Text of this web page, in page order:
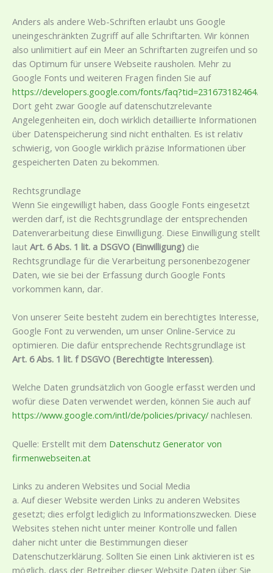
Anders als andere Web-Schriften erlaubt uns Google
uneingeschränkten Zugriff auf alle Schriftarten. Wir können
also unlimitiert auf ein Meer an Schriftarten zugreifen und so
das Optimum für unsere Webseite rausholen. Mehr zu
Google Fonts und weiteren Fragen finden Sie auf
https://developers.google.com/fonts/faq?tid=231673182464.
Dort geht zwar Google auf datenschutzrelevante
Angelegenheiten ein, doch wirklich detaillierte Informationen
über Datenspeicherung sind nicht enthalten. Es ist relativ
schwierig, von Google wirklich präzise Informationen über
gespeicherten Daten zu bekommen.
Rechtsgrundlage
Wenn Sie eingewilligt haben, dass Google Fonts eingesetzt
werden darf, ist die Rechtsgrundlage der entsprechenden
Datenverarbeitung diese Einwilligung. Diese Einwilligung stellt
laut Art. 6 Abs. 1 lit. a DSGVO (Einwilligung) die
Rechtsgrundlage für die Verarbeitung personenbezogener
Daten, wie sie bei der Erfassung durch Google Fonts
vorkommen kann, dar.
Von unserer Seite besteht zudem ein berechtigtes Interesse,
Google Font zu verwenden, um unser Online-Service zu
optimieren. Die dafür entsprechende Rechtsgrundlage ist
Art. 6 Abs. 1 lit. f DSGVO (Berechtigte Interessen).
Welche Daten grundsätzlich von Google erfasst werden und
wofür diese Daten verwendet werden, können Sie auch auf
https://www.google.com/intl/de/policies/privacy/ nachlesen.
Quelle: Erstellt mit dem Datenschutz Generator von
firmenwebseiten.at
Links zu anderen Websites und Social Media
a. Auf dieser Website werden Links zu anderen Websites
gesetzt; dies erfolgt lediglich zu Informationszwecken. Diese
Websites stehen nicht unter meiner Kontrolle und fallen
daher nicht unter die Bestimmungen dieser
Datenschutzerklärung. Sollten Sie einen Link aktivieren ist es
möglich, dass der Betreiber dieser Website Daten über Sie